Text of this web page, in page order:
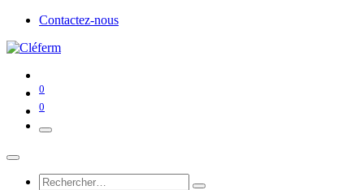
Contactez-nous
0
0